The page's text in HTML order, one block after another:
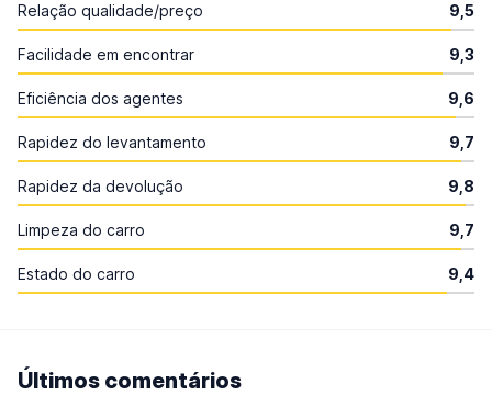
Relação qualidade/preço 9,5
Facilidade em encontrar 9,3
Eficiência dos agentes 9,6
Rapidez do levantamento 9,7
Rapidez da devolução 9,8
Limpeza do carro 9,7
Estado do carro 9,4
Últimos comentários